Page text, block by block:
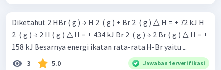
Diketahui: 2 HBr ( g ) → H 2 ​ ( g ) + Br 2 ​ ( g ) △ H = + 72 kJ H
2 ​ ( g ) → 2 H ( g ) △ H = + 434 kJ Br 2 ​ ( g ) → 2 Br ( g ) △ H = +
158 kJ Besarnya energi ikatan rata-rata H-Br yaitu ...
3 5.0 Jawaban terverifikasi